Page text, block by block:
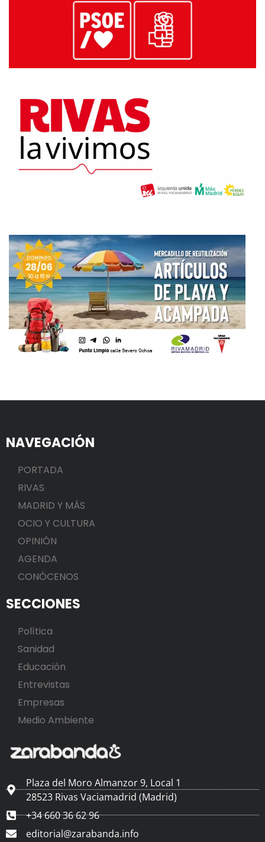
NAVEGACIÓN
PORTADA
RIVAS
MADRID Y MÁS
OCIO Y CULTURA
OPINIÓN
AGENDA
CONÓCENOS
SECCIONES
Política
Sanidad
Educación
Entrevistas
Empresas
Medio Ambiente
Plaza del Moro Almanzor 9, Local 1
28523 Rivas Vaciamadrid (Madrid)
+34 660 36 62 96
editorial@zarabanda.info